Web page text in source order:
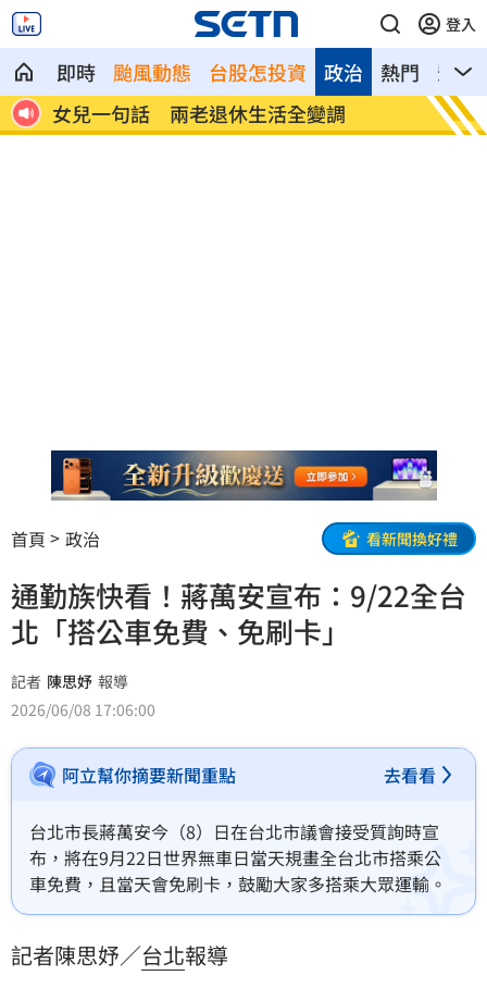
登入
即時 颱風動態 台股怎投資 熱門 影音
政治
女兒一句話 兩老退休生活全變調
記憶
襲
首頁 政治 看新聞換好禮
通勤族快看！蔣萬安宣布：9/22全台
北「搭公車免費、免刷卡」
記者 陳思妤 報導
2026/06/08 17:06:00
阿立幫你摘要新聞重點 去看看
台北市長蔣萬安今（8）日在台北市議會接受質詢時宣
布，將在9月22日世界無車日當天規畫全台北市搭乘公
車免費，且當天會免刷卡，鼓勵大家多搭乘大眾運輸。
記者陳思妤／台北報導